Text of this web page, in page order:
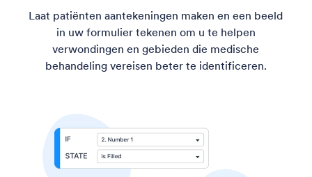
Laat patiënten aantekeningen maken en een beeld
in uw formulier tekenen om u te helpen
verwondingen en gebieden die medische
behandeling vereisen beter te identificeren.